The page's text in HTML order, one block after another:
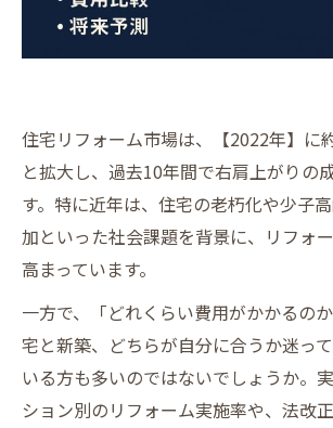
住宅リフォーム市場は、【2022年】に
と拡大し、過去10年間で右肩上がりの
す。特に近年は、住宅の老朽化や少子
加といった社会課題を背景に、リフォ
高まっています。
一方で、「どれくらい費用がかかるの
宅と新築、どちらが自分に合うか迷っ
いる方も多いのではないでしょうか。
ション別のリフォーム実施率や、法改